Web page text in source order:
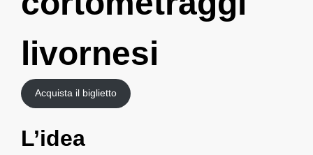
livornesi
Acquista il biglietto
L’idea